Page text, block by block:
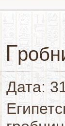
Г
Дата: